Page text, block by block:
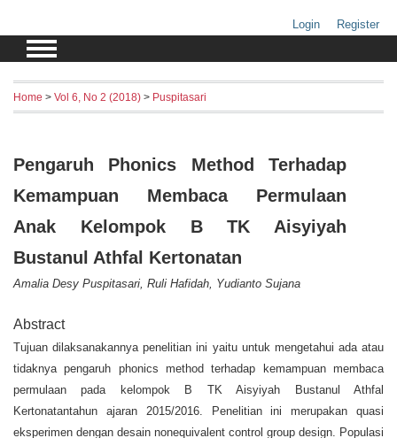
Login Register
Home > Vol 6, No 2 (2018) > Puspitasari
Pengaruh Phonics Method Terhadap
Kemampuan Membaca Permulaan
Anak Kelompok B TK Aisyiyah
Bustanul Athfal Kertonatan
Amalia Desy Puspitasari, Ruli Hafidah, Yudianto Sujana
Abstract
Tujuan dilaksanakannya penelitian ini yaitu untuk mengetahui ada atau
tidaknya pengaruh phonics method terhadap kemampuan membaca
permulaan pada kelompok B TK Aisyiyah Bustanul Athfal
Kertonatantahun ajaran 2015/2016. Penelitian ini merupakan quasi
eksperimen dengan desain nonequivalent control group design. Populasi